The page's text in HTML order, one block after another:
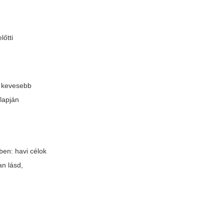
havi célok
lásd,